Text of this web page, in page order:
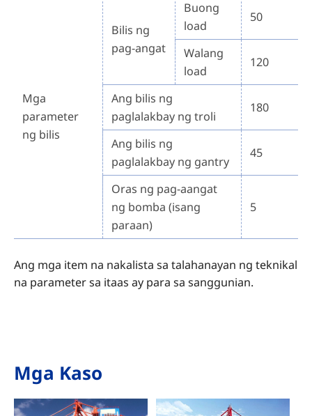
Mga
parameter
ng bilis
Bilis ng
pag-angat
Buong
load
50
Walang
load
120
Ang bilis ng
paglalakbay ng troli
180
Ang bilis ng
paglalakbay ng gantry
45
Oras ng pag-aangat
ng bomba (isang
paraan)
5
Ang mga item na nakalista sa talahanayan ng teknikal
na parameter sa itaas ay para sa sanggunian.
Mga Kaso